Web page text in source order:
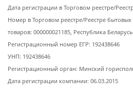
Дата регистрации в Торговом реестре/
Номер в Торговом реестре/Реестре бытовых
товаров: 000000021185, Республика Беларусь
Регистрационный номер ЕГР: 192438646
УНП: 192438646
Регистрационный орган: Минский
Дата регистрации компании: 06.03.2015